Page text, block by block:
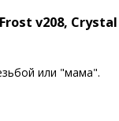
v208, Crystal
или "мама".